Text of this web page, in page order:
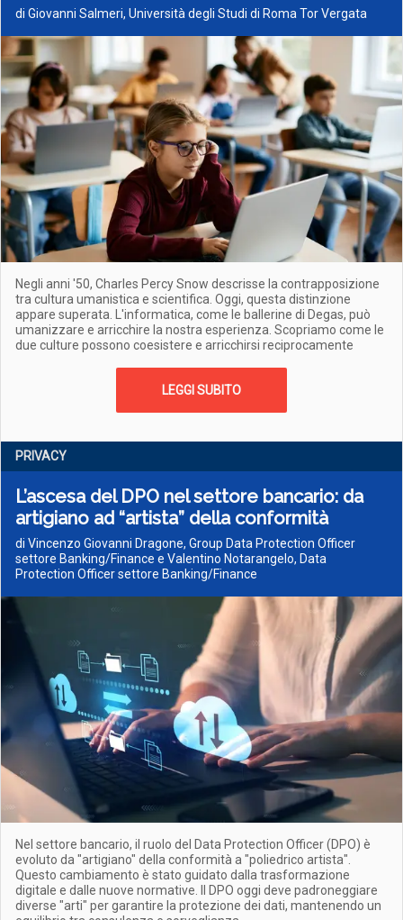
di Giovanni Salmeri, Università degli Studi di Roma Tor Vergata
Negli anni '50, Charles Percy Snow descrisse la contrapposizione
tra cultura umanistica e scientifica. Oggi, questa distinzione
appare superata. L'informatica, come le ballerine di Degas, può
umanizzare e arricchire la nostra esperienza. Scopriamo come le
due culture possono coesistere e arricchirsi reciprocamente
LEGGI SUBITO
PRIVACY
L’ascesa del DPO nel settore bancario: da
artigiano ad “artista” della conformità
di Vincenzo Giovanni Dragone, Group Data Protection Officer
settore Banking/Finance e Valentino Notarangelo, Data
Protection Officer settore Banking/Finance
Nel settore bancario, il ruolo del Data Protection Officer (DPO) è
evoluto da "artigiano" della conformità a "poliedrico artista".
Questo cambiamento è stato guidato dalla trasformazione
digitale e dalle nuove normative. Il DPO oggi deve padroneggiare
diverse "arti" per garantire la protezione dei dati, mantenendo un